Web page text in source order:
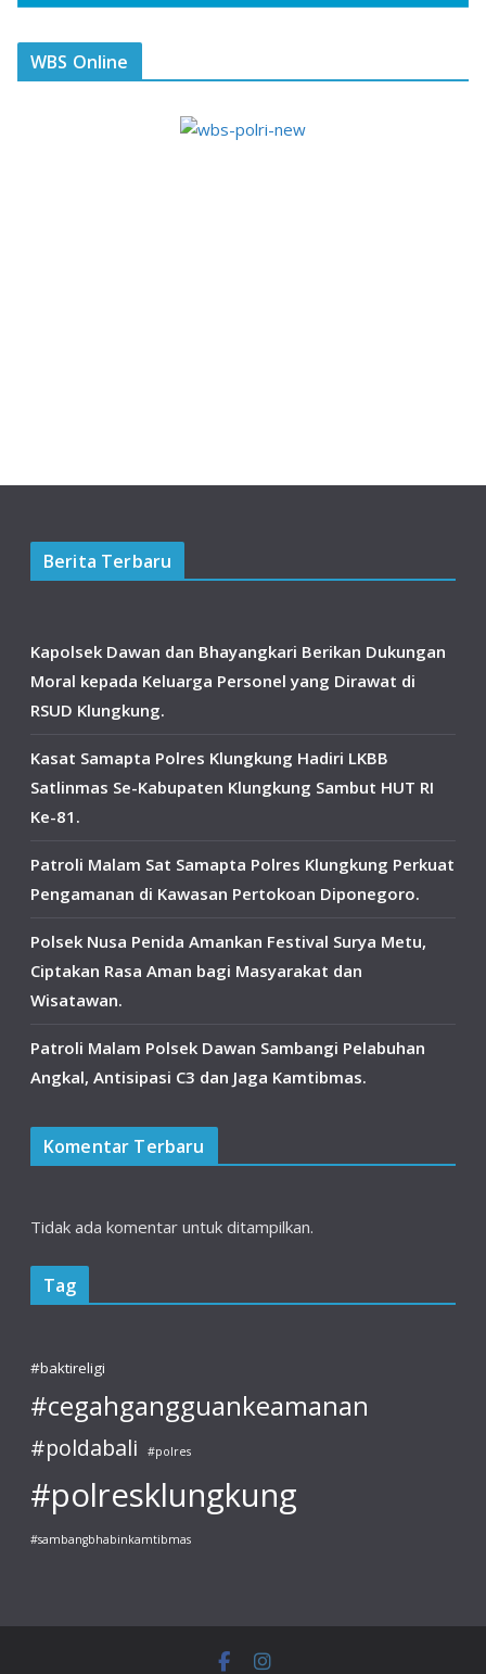
WBS Online
Berita Terbaru
Kapolsek Dawan dan Bhayangkari Berikan Dukungan
Moral kepada Keluarga Personel yang Dirawat di
RSUD Klungkung.
Kasat Samapta Polres Klungkung Hadiri LKBB
Satlinmas Se-Kabupaten Klungkung Sambut HUT RI
Ke-81.
Patroli Malam Sat Samapta Polres Klungkung Perkuat
Pengamanan di Kawasan Pertokoan Diponegoro.
Polsek Nusa Penida Amankan Festival Surya Metu,
Ciptakan Rasa Aman bagi Masyarakat dan
Wisatawan.
Patroli Malam Polsek Dawan Sambangi Pelabuhan
Angkal, Antisipasi C3 dan Jaga Kamtibmas.
Komentar Terbaru
Tidak ada komentar untuk ditampilkan.
Tag
#baktireligi
#cegahgangguankeamanan
#poldabali #polres
#polresklungkung
#sambangbhabinkamtibmas